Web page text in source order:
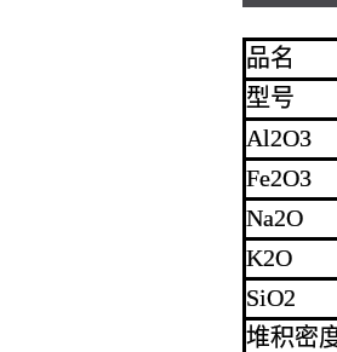
品名
型号
Al2O3
Fe2O3
Na2O
K2O
SiO2
堆积密